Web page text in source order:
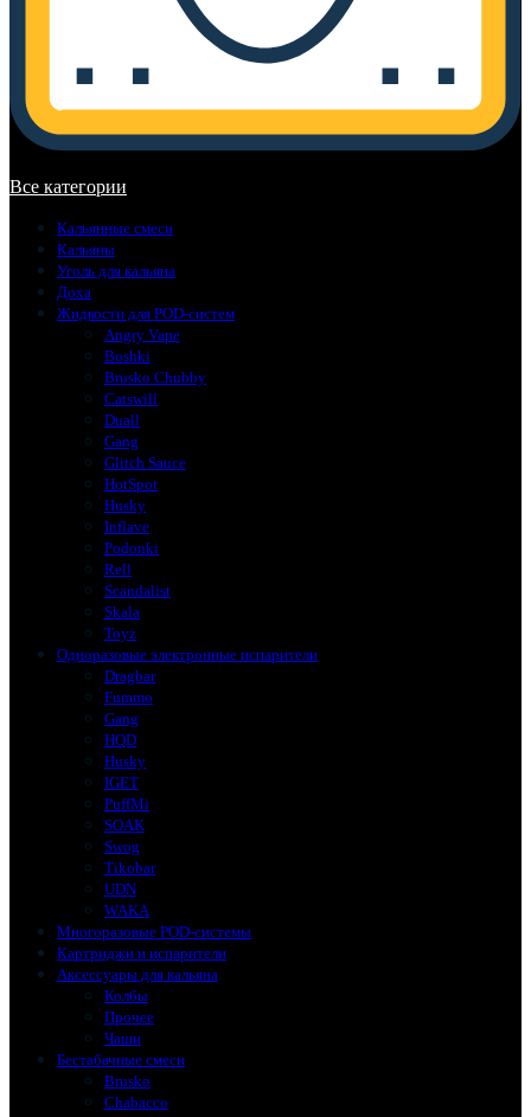
Все категории
Кальянные смеси
Кальяны
Уголь для кальяна
Доха
Жидкости для POD-систем
Angry Vape
Boshki
Brusko Chubby
Catswill
Duall
Gang
Glitch Sauce
HotSpot
Husky
Inflave
Podonki
Rell
Scandalist
Skala
Toyz
Одноразовые электронные испарители
Dragbar
Fummo
Gang
HQD
Husky
IGET
PuffMi
SOAK
Swog
Tikobar
UDN
WAKA
Многоразовые POD-системы
Картриджи и испарители
Аксессуары для кальяна
Колбы
Прочее
Чаши
Бестабачные смеси
Brusko
Chabacco